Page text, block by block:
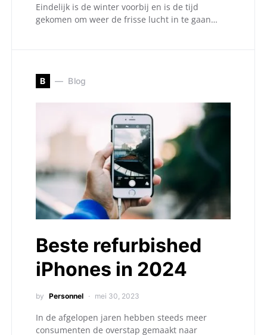
Eindelijk is de winter voorbij en is de tijd
gekomen om weer de frisse lucht in te gaan…
B Blog
Beste refurbished
iPhones in 2024
by Personnel mei 30, 2023
In de afgelopen jaren hebben steeds meer
consumenten de overstap gemaakt naar